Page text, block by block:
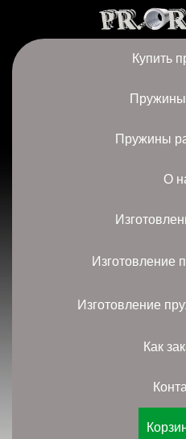
Купить
Пружины
О
Изготовление
Изготовление
Как